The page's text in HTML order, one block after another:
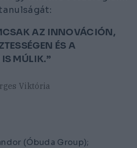
AZ INNOVÁCIÓN,
ÉS A
MÚLIK.”
Viktória
(Óbuda Group);